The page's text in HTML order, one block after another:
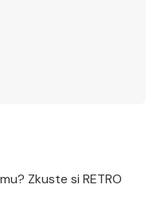
Zkuste si RETRO